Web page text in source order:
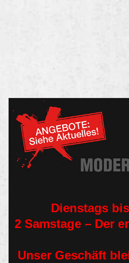
Dienstags
2 Samstage – Der
Unser Geschäft